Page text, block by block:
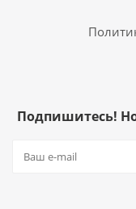
Подпишитесь!